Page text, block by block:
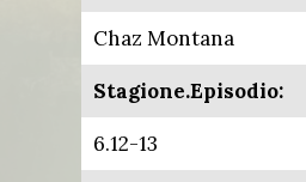
Chaz Montana
Stagione.Episodio:
6.12-13